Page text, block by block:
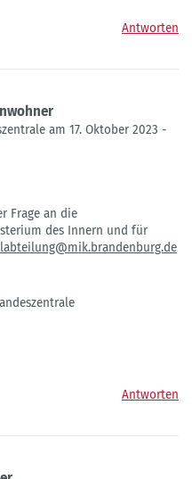
Antworten
am 17. Oktober 2023 -
Frage an die
des Innern und für
Antworten